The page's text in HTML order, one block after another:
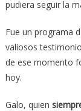
pudiera seguir la
Fue un programa
valiosos
de ese momento
hoy.
Galo, quien